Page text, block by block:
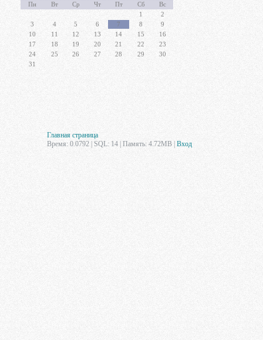
Пн Вт Ср Чт Пт Сб
Вс
1
2
3
4 5 6 7 8
9
10
11 12 13 14 15
16
17
18 19 20 21 22
23
24
25 26 27 28 29
30
31
Главная страница
Время: 0.0792 | SQL: 14 | Память: 4.72MB Вход